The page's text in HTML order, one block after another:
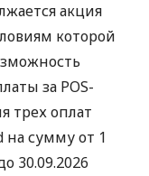
акция
которой
за POS-
трех оплат
на сумму от 1
30.09.2026